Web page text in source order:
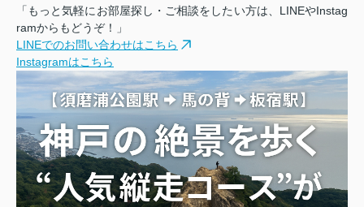
「もっと気軽にお部屋探し・ご相談をしたい方は、LINEやInstag
ramからもどうぞ！」
LINEでのお問い合わせはこちら
Instagramはこちら